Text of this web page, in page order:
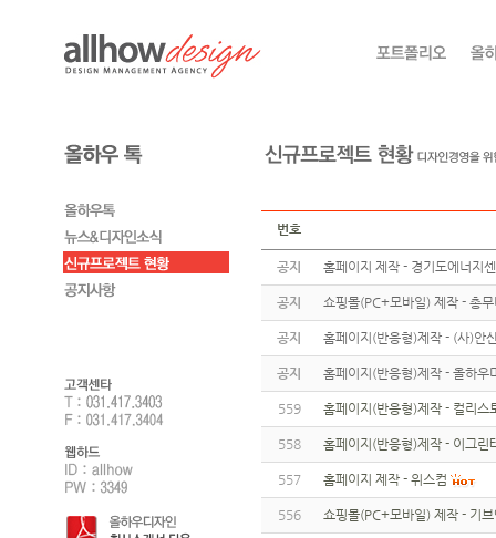
번호
공지 홈페이지 제작 - 경기도에너지
공지 쇼핑몰(PC+모바일) 제작 - 총
공지 홈페이지(반응형)제작 - (사)안
공지 홈페이지(반응형)제작 - 올하우
559 홈페이지(반응형)제작 - 컬리스
558 홈페이지(반응형)제작 - 이그린
557 홈페이지 제작 - 위스컴
556 쇼핑몰(PC+모바일) 제작 - 기